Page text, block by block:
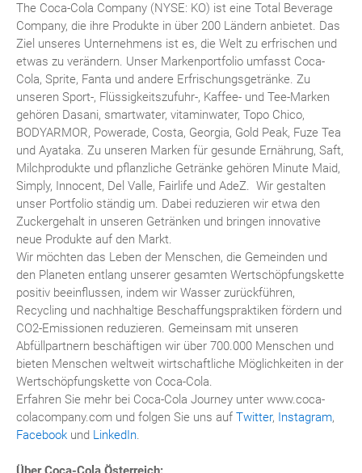
The Coca-Cola Company (NYSE: KO) ist eine Total Beverage
Company, die ihre Produkte in über 200 Ländern anbietet. Das
Ziel unseres Unternehmens ist es, die Welt zu erfrischen und
etwas zu verändern. Unser Markenportfolio umfasst Coca-
Cola, Sprite, Fanta und andere Erfrischungsgetränke. Zu
unseren Sport-, Flüssigkeitszufuhr-, Kaffee- und Tee-Marken
gehören Dasani, smartwater, vitaminwater, Topo Chico,
BODYARMOR, Powerade, Costa, Georgia, Gold Peak, Fuze Tea
und Ayataka. Zu unseren Marken für gesunde Ernährung, Saft,
Milchprodukte und pflanzliche Getränke gehören Minute Maid,
Simply, Innocent, Del Valle, Fairlife und AdeZ. Wir gestalten
unser Portfolio ständig um. Dabei reduzieren wir etwa den
Zuckergehalt in unseren Getränken und bringen innovative
neue Produkte auf den Markt.
Wir möchten das Leben der Menschen, die Gemeinden und
den Planeten entlang unserer gesamten Wertschöpfungskette
positiv beeinflussen, indem wir Wasser zurückführen,
Recycling und nachhaltige Beschaffungspraktiken fördern und
CO2-Emissionen reduzieren. Gemeinsam mit unseren
Abfüllpartnern beschäftigen wir über 700.000 Menschen und
bieten Menschen weltweit wirtschaftliche Möglichkeiten in der
Wertschöpfungskette von Coca-Cola.
Erfahren Sie mehr bei Coca-Cola Journey unter www.coca-
colacompany.com und folgen Sie uns auf Twitter, Instagram,
Facebook und LinkedIn.